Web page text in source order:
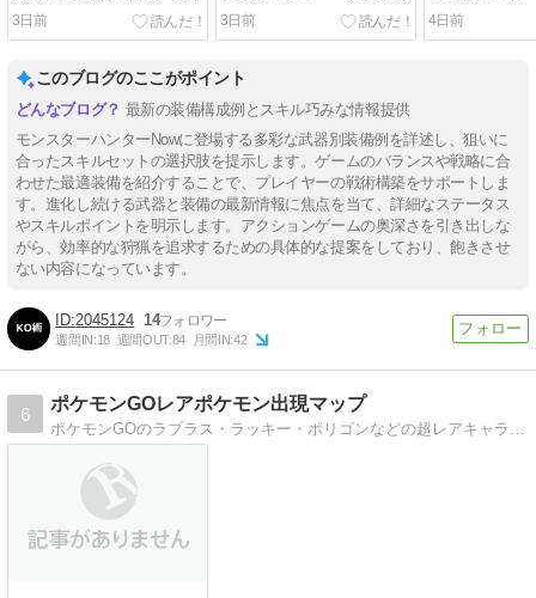
具 / 与えた気絶蓄積値に応
じたダメージを与える「ダ
ブルインパクト」と相性が
3日前
鈷槌コンゴウ」に溜打・響
音強化やKO術などのスキ
ルを付けられる装備構成例
3日前
剣フドウ」に
攻撃活性など
けられる装備
4日前
このブログのここがポイント
最新の装備構成例とスキル巧みな情報提供
モンスターハンターNowに登場する多彩な武器別装備例を詳述し、狙いに
合ったスキルセットの選択肢を提示します。ゲームのバランスや戦略に合
わせた最適装備を紹介することで、プレイヤーの戦術構築をサポートしま
す。進化し続ける武器と装備の最新情報に焦点を当て、詳細なステータス
やスキルポイントを明示します。アクションゲームの奥深さを引き出しな
がら、効率的な狩猟を追求するための具体的な提案をしており、飽きさせ
ない内容になっています。
2045124 14
週間IN:18 週間OUT:84 月間IN:42
6
ポケモンGOレアポケモン出現マップ